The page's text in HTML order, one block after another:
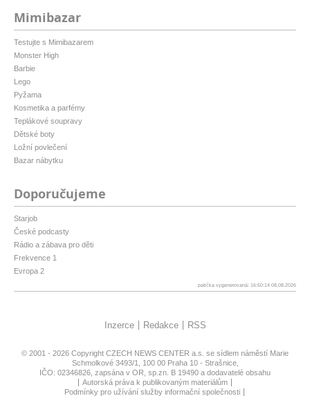
Mimibazar
Testujte s Mimibazarem
Monster High
Barbie
Lego
Pyžama
Kosmetika a parfémy
Teplákové soupravy
Dětské boty
Ložní povlečení
Bazar nábytku
Doporučujeme
Starjob
České podcasty
Rádio a zábava pro děti
Frekvence 1
Evropa 2
patička vygenerovaná: 16:50:14 08.08.2026
Inzerce Redakce RSS
© 2001 - 2026 Copyright CZECH NEWS CENTER a.s. se sídlem náměstí Marie
Schmolkové 3493/1, 100 00 Praha 10 - Strašnice,
IČO: 02346826, zapsána v OR, sp.zn. B 19490 a dodavatelé obsahu
Autorská práva k publikovaným materiálům
Podmínky pro užívání služby informační společnosti